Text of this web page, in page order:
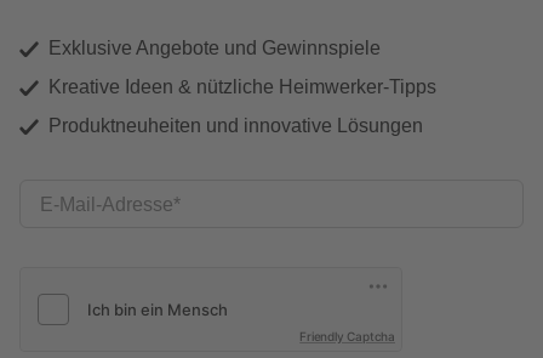
Exklusive Angebote und Gewinnspiele
Kreative Ideen & nützliche Heimwerker-Tipps
Produktneuheiten und innovative Lösungen
E-Mail-Adresse
Friendly Captcha